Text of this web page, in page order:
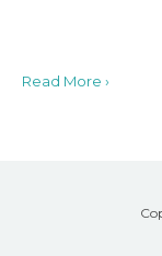
Read More ›